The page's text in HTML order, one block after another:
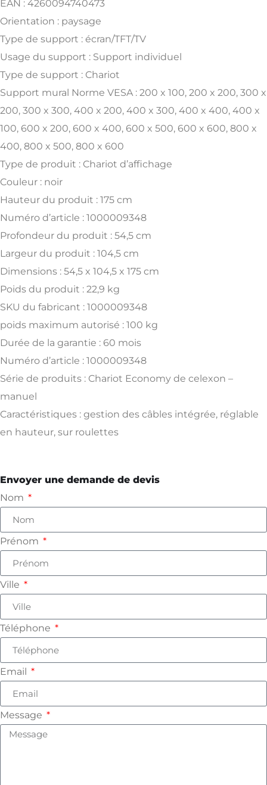
EAN : 4260094740473
Orientation : paysage
Type de support : écran/TFT/TV
Usage du support : Support individuel
Type de support : Chariot
Support mural Norme VESA : 200 x 100, 200 x 200, 300 x
200, 300 x 300, 400 x 200, 400 x 300, 400 x 400, 400 x
100, 600 x 200, 600 x 400, 600 x 500, 600 x 600, 800 x
400, 800 x 500, 800 x 600
Type de produit : Chariot d’affichage
Couleur : noir
Hauteur du produit : 175 cm
Numéro d’article : 1000009348
Profondeur du produit : 54,5 cm
Largeur du produit : 104,5 cm
Dimensions : 54,5 x 104,5 x 175 cm
Poids du produit : 22,9 kg
SKU du fabricant : 1000009348
poids maximum autorisé : 100 kg
Durée de la garantie : 60 mois
Numéro d’article : 1000009348
Série de produits : Chariot Economy de celexon –
manuel
Caractéristiques : gestion des câbles intégrée, réglable
en hauteur, sur roulettes
Envoyer une demande de devis
Nom
Prénom
Ville
Téléphone
Email
Message